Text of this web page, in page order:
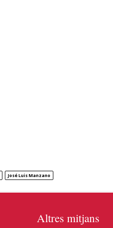
José Luis Manzano
Altres mitjans